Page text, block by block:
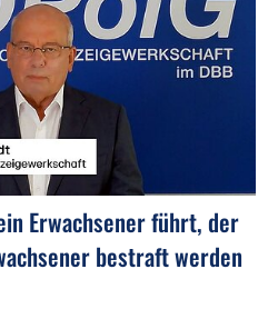
Erwachsener führt, der
bestraft werden